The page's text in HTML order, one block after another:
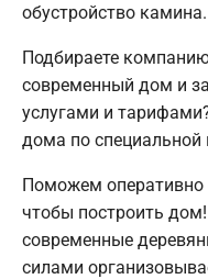
обустройство камина.
Подбираете
современный дом и
услугами и
дома по специальной
Поможем оперативно
чтобы построить
современные
силами